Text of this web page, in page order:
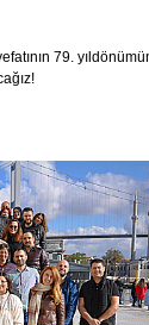
79.